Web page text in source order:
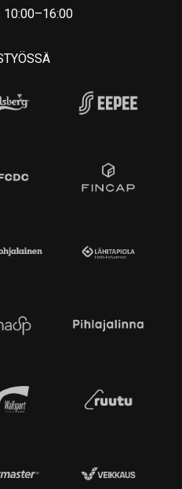
10:00–16:00